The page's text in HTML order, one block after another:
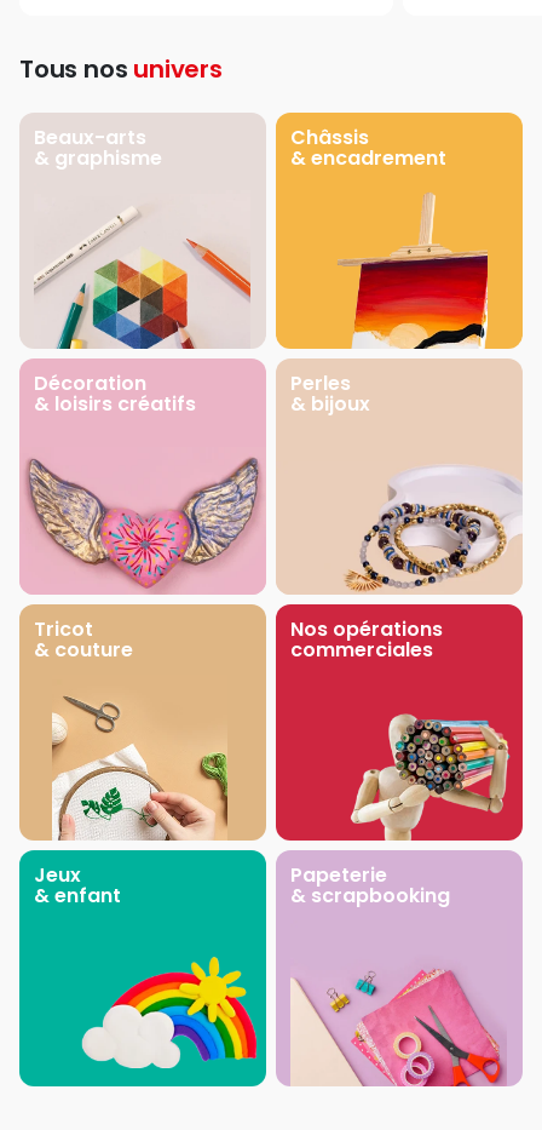
Tous nos univers
Beaux-arts
& graphisme
Châssis
& encadrement
Décoration
& loisirs créatifs
Perles
& bijoux
Tricot
& couture
Nos opérations
commerciales
Jeux
& enfant
Papeterie
& scrapbooking